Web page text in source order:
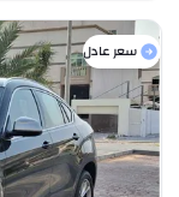
سعر عادل